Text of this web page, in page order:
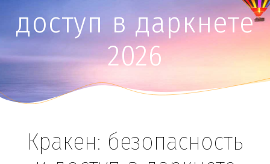
доступ в даркнете
2026
Кракен: безопасность